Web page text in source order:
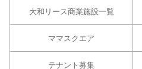
大和リース商業施設一覧
ママスクエア
テナント募集